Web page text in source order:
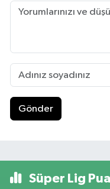
Gönder
Süper Lig